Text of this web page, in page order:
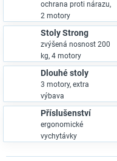
ochrana proti nárazu,
2 motory
Stoly Strong
zvýšená nosnost 200
kg, 4 motory
Dlouhé stoly
3 motory, extra
výbava
Příslušenství
ergonomické
vychytávky